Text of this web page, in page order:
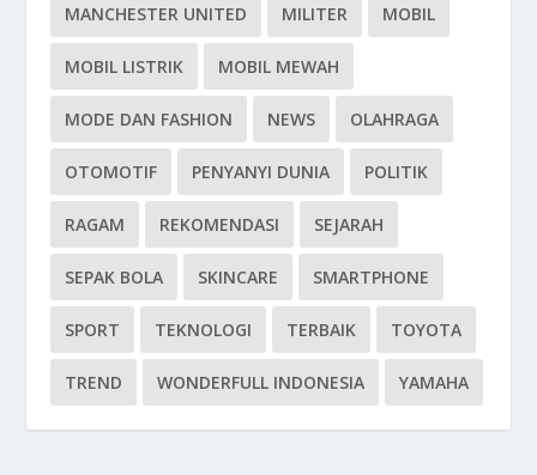
MANCHESTER UNITED MILITER MOBIL
MOBIL LISTRIK MOBIL MEWAH
MODE DAN FASHION NEWS OLAHRAGA
OTOMOTIF PENYANYI DUNIA POLITIK
RAGAM REKOMENDASI SEJARAH
SEPAK BOLA SKINCARE SMARTPHONE
SPORT TEKNOLOGI TERBAIK TOYOTA
TREND WONDERFULL INDONESIA YAMAHA